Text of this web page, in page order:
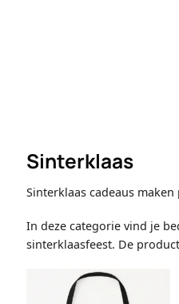
Sinterklaas
Sinterklaas cadeaus
In deze categorie vind je
sinterklaasfeest. De